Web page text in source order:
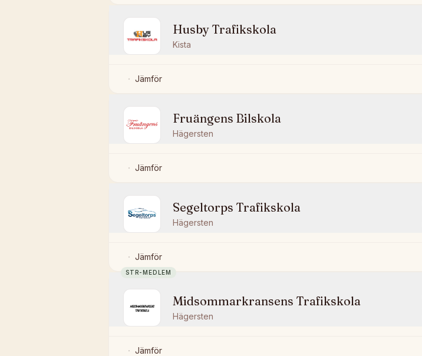
Husby Trafikskola
Kista
Jämför
Fruängens Bilskola
Hägersten
Jämför
Segeltorps Trafikskola
Hägersten
Jämför
STR-MEDLEM
Midsommarkransens Trafikskola
Hägersten
Jämför